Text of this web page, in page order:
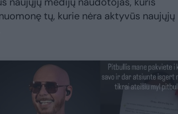
tų, kurie nėra aktyvūs naujųjų